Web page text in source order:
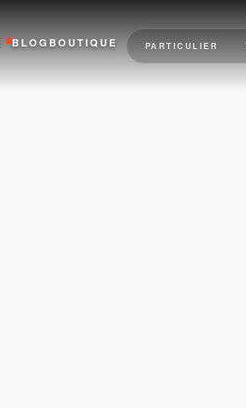
BLOG BOUTIQUE PARTICULIER